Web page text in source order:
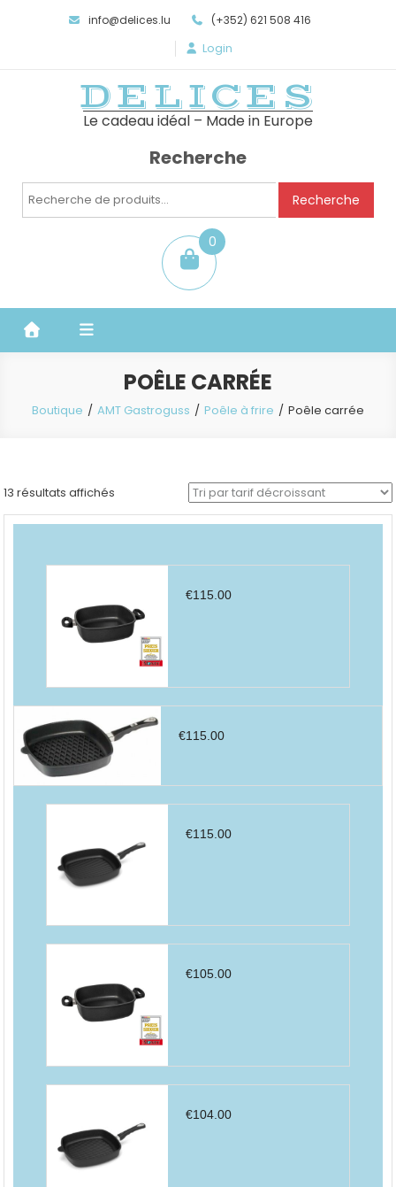
info@delices.lu (+352) 621 508 416
Login
DELICES
Le cadeau idéal – Made in Europe
Recherche
Recherche
Recherche
0
item
POÊLE CARRÉE
Boutique AMT Gastroguss Poêle à frire Poêle carrée
13 résultats affichés
par
€115.00
€115.00
€115.00
€105.00
€104.00